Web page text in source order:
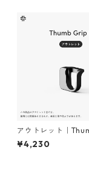
アウトレット｜
- アルミニウム｜for
p
¥4,230